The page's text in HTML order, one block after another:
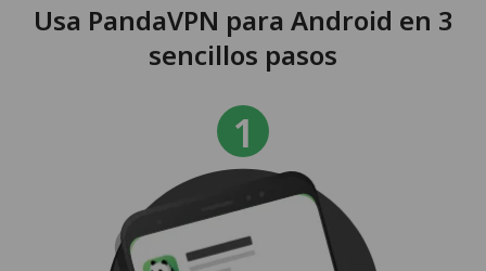
Usa PandaVPN para Android en 3
sencillos pasos